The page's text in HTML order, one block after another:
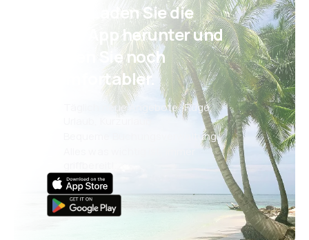
Psst! Laden Sie die
eSky App herunter und
reisen Sie noch
komfortabler.
Täglich neue Angebote: Flüge,
Bequeme Buchungsverwaltung